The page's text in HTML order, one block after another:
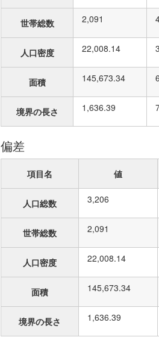
世帯総数 2,091
人口密度 22,008.14
面積 145,673.34
境界の長さ 1,636.39
偏差
項目名 値
人口総数 3,206
世帯総数 2,091
人口密度 22,008.14
面積 145,673.34
境界の長さ 1,636.39